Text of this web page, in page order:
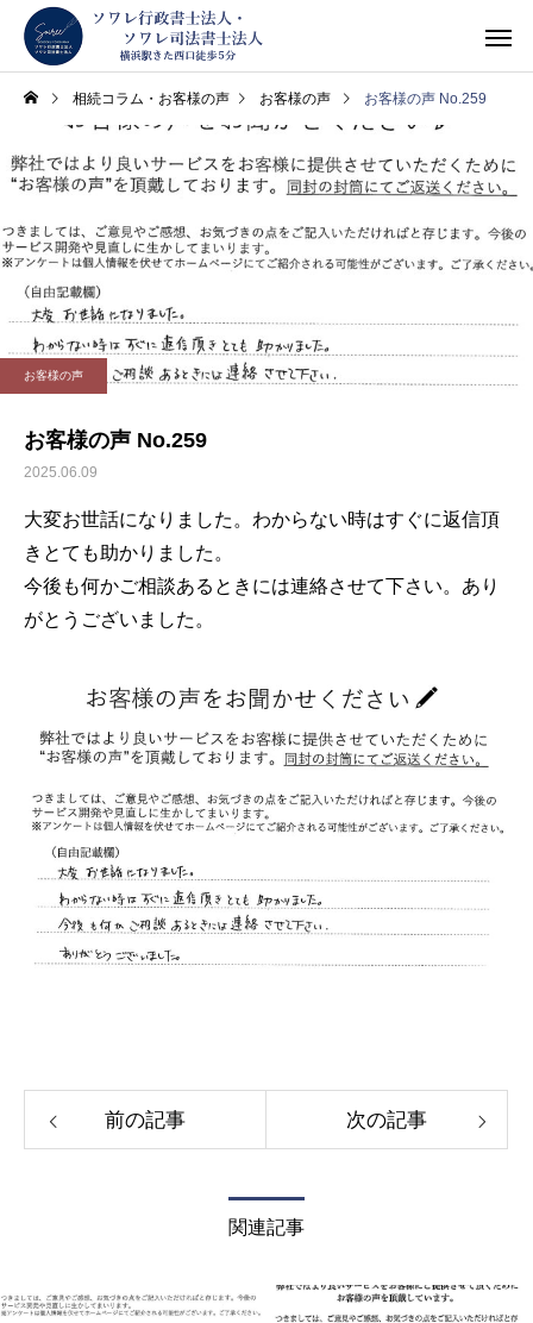
相続コラム・お客様の声 お客様の声 お客様の声 No.259
お客様の声
お客様の声 No.259
2025.06.09
大変お世話になりました。わからない時はすぐに返信頂
きとても助かりました。
今後も何かご相談あるときには連絡させて下さい。あり
がとうございました。
前の記事 次の記事
関連記事